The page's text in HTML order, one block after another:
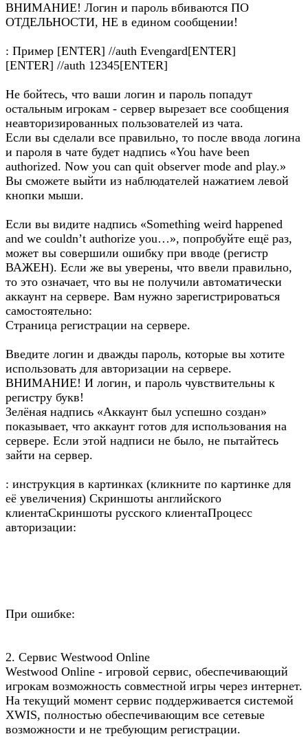
ВНИМАНИЕ! Логин и пароль вбиваются ПО
ОТДЕЛЬНОСТИ, НЕ в едином сообщении!
: Пример [ENTER] //auth Evengard[ENTER]
[ENTER] //auth 12345[ENTER]
Не бойтесь, что ваши логин и пароль попадут
остальным игрокам - сервер вырезает все сообщения
неавторизированных пользователей из чата.
Если вы сделали все правильно, то после ввода логина
и пароля в чате будет надпись «You have been
authorized. Now you can quit observer mode and play.»
Вы сможете выйти из наблюдателей нажатием левой
кнопки мыши.
Если вы видите надпись «Something weird happened
and we couldn’t authorize you…», попробуйте ещё раз,
может вы совершили ошибку при вводе (регистр
ВАЖЕН). Если же вы уверены, что ввели правильно,
то это означает, что вы не получили автоматически
аккаунт на сервере. Вам нужно зарегистрироваться
самостоятельно:
Страница регистрации на сервере.
Введите логин и дважды пароль, которые вы хотите
использовать для авторизации на сервере.
ВНИМАНИЕ! И логин, и пароль чувствительны к
регистру букв!
Зелёная надпись «Аккаунт был успешно создан»
показывает, что аккаунт готов для использования на
сервере. Если этой надписи не было, не пытайтесь
зайти на сервер.
: инструкция в картинках (кликните по картинке для
её увеличения) Скриншоты английского
клиентаСкриншоты русского клиентаПроцесс
авторизации:
При ошибке:
2. Сервис Westwood Online
Westwood Online - игровой сервис, обеспечивающий
игрокам возможность совместной игры через интернет.
На текущий момент сервис поддерживается системой
XWIS, полностью обеспечивающим все сетевые
возможности и не требующим регистрации.